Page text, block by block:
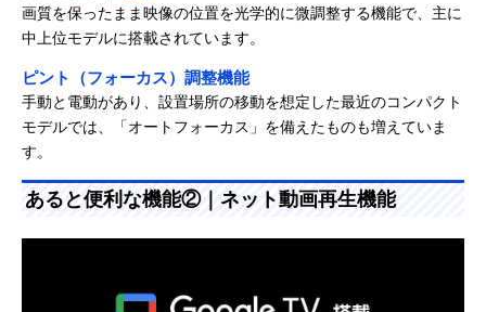
画質を保ったまま映像の位置を光学的に微調整する機能で、主に
中上位モデルに搭載されています。
ピント（フォーカス）調整機能
手動と電動があり、設置場所の移動を想定した最近のコンパクト
モデルでは、「オートフォーカス」を備えたものも増えていま
す。
あると便利な機能②｜ネット動画再生機能